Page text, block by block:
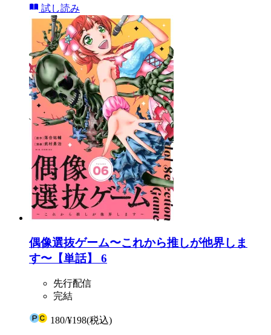
試し読み
偶像選抜ゲーム〜これから推しが他界しま
す〜【単話】 6
先行配信
完結
180/¥198(税込)